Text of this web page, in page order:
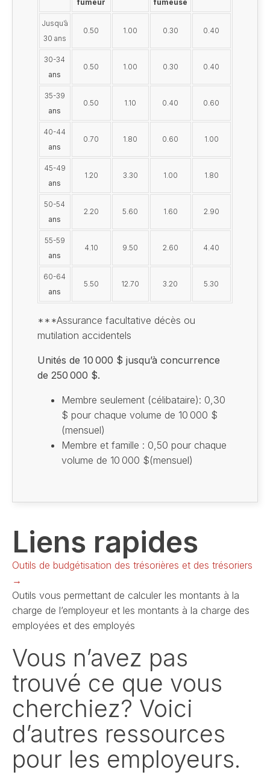
fumeur fumeuse
Jusqu’à
30 ans
0.50 1.00 0.30 0.40
30-34
ans
0.50 1.00 0.30 0.40
35-39
ans
0.50 1.10 0.40 0.60
40-44
ans
0.70 1.80 0.60 1.00
45-49
ans
1.20 3.30 1.00 1.80
50-54
ans
2.20 5.60 1.60 2.90
55-59
ans
4.10 9.50 2.60 4.40
60-64
ans
5.50 12.70 3.20 5.30
***Assurance facultative décès ou
mutilation accidentels
Unités de 10 000 $ jusqu’à concurrence
de 250 000 $.
Membre seulement (célibataire): 0,30
$ pour chaque volume de 10 000 $
(mensuel)
Membre et famille : 0,50 pour chaque
volume de 10 000 $(mensuel)
Liens rapides
Outils de budgétisation des trésorières et des trésoriers
→
Outils vous permettant de calculer les montants à la
charge de l’employeur et les montants à la charge des
employées et des employés
Vous n’avez pas
trouvé ce que vous
cherchiez? Voici
d’autres ressources
pour les employeurs.